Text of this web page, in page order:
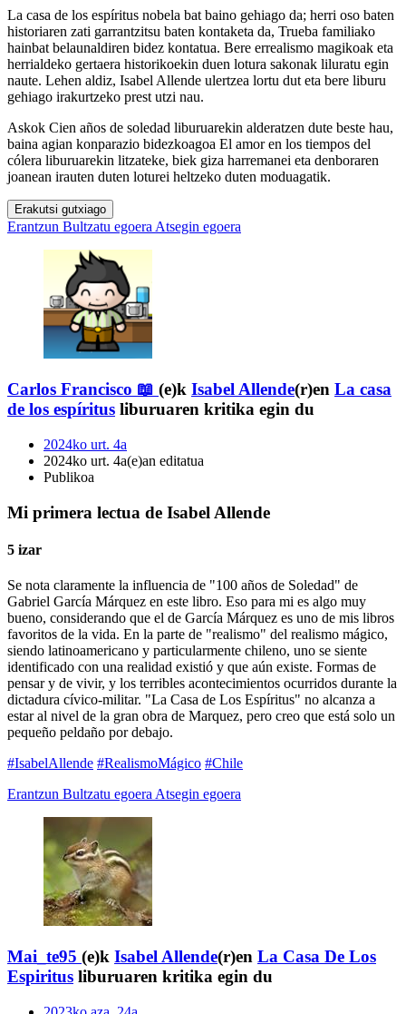
La casa de los espíritus nobela bat baino gehiago da; herri oso baten
historiaren zati garrantzitsu baten kontaketa da, Trueba familiako
hainbat belaunaldiren bidez kontatua. Bere errealismo magikoak eta
herrialdeko gertaera historikoekin duen lotura sakonak liluratu egin
naute. Lehen aldiz, Isabel Allende ulertzea lortu dut eta bere liburu
gehiago irakurtzeko prest utzi nau.
Askok Cien años de soledad liburuarekin alderatzen dute beste hau,
baina agian konparazio bidezkoagoa El amor en los tiempos del
cólera liburuarekin litzateke, biek giza harremanei eta denboraren
joanean irauten duten loturei heltzeko duten moduagatik.
Erakutsi gutxiago
Erantzun Bultzatu egoera Atsegin egoera
Carlos Francisco 📖 (e)k Isabel Allende(r)en La casa
de los espíritus liburuaren kritika egin du
2024ko urt. 4a
2024ko urt. 4a(e)an editatua
Publikoa
Mi primera lectua de Isabel Allende
5 izar
Se nota claramente la influencia de "100 años de Soledad" de
Gabriel García Márquez en este libro. Eso para mi es algo muy
bueno, considerando que el de García Márquez es uno de mis libros
favoritos de la vida. En la parte de "realismo" del realismo mágico,
siendo latinoamericano y particularmente chileno, uno se siente
identificado con una realidad existió y que aún existe. Formas de
pensar y de vivir, y los terribles acontecimientos ocurridos durante la
dictadura cívico-militar. "La Casa de Los Espíritus" no alcanza a
estar al nivel de la gran obra de Marquez, pero creo que está solo un
pequeño peldaño por debajo.
#IsabelAllende #RealismoMágico #Chile
Erantzun Bultzatu egoera Atsegin egoera
Mai_te95 (e)k Isabel Allende(r)en La Casa De Los
Espiritus liburuaren kritika egin du